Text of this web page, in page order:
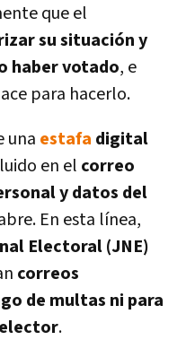
que el
su situación y
haber votado, e
para hacerlo.
una estafa digital
en el correo
y datos del
En esta línea,
Electoral (JNE)
correos
de multas ni para
.